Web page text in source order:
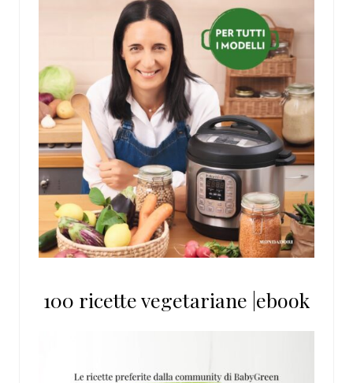
100 ricette vegetariane |ebook